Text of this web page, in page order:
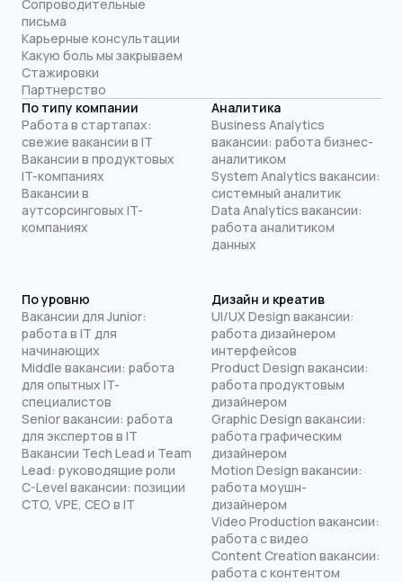
Сопроводительные
письма
Карьерные консультации
Какую боль мы закрываем
Стажировки
Партнерство
По типу компании
Работа в стартапах:
свежие вакансии в IT
Вакансии в продуктовых
IT-компаниях
Вакансии в
аутсорсинговых IT-
компаниях
Аналитика
Business Analytics
вакансии: работа бизнес-
аналитиком
System Analytics вакансии:
системный аналитик
Data Analytics вакансии:
работа аналитиком
данных
По уровню
Вакансии для Junior:
работа в IT для
начинающих
Middle вакансии: работа
для опытных IT-
специалистов
Senior вакансии: работа
для экспертов в IT
Вакансии Tech Lead и Team
Lead: руководящие роли
C-Level вакансии: позиции
CTO, VPE, CEO в IT
Дизайн и креатив
UI/UX Design вакансии:
работа дизайнером
интерфейсов
Product Design вакансии:
работа продуктовым
дизайнером
Graphic Design вакансии:
работа графическим
дизайнером
Motion Design вакансии:
работа моушн-
дизайнером
Video Production вакансии:
работа с видео
Content Creation вакансии:
работа с контентом